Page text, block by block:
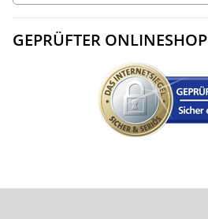
GEPRÜFTER ONLINESHOP